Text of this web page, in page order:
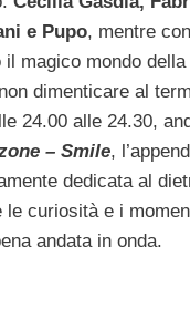
e Pupo, mentre con
il magico mondo della
dimenticare al
24.00 alle 24.30,
– Smile,
dedicata al
le curiosità e i
andata in onda.